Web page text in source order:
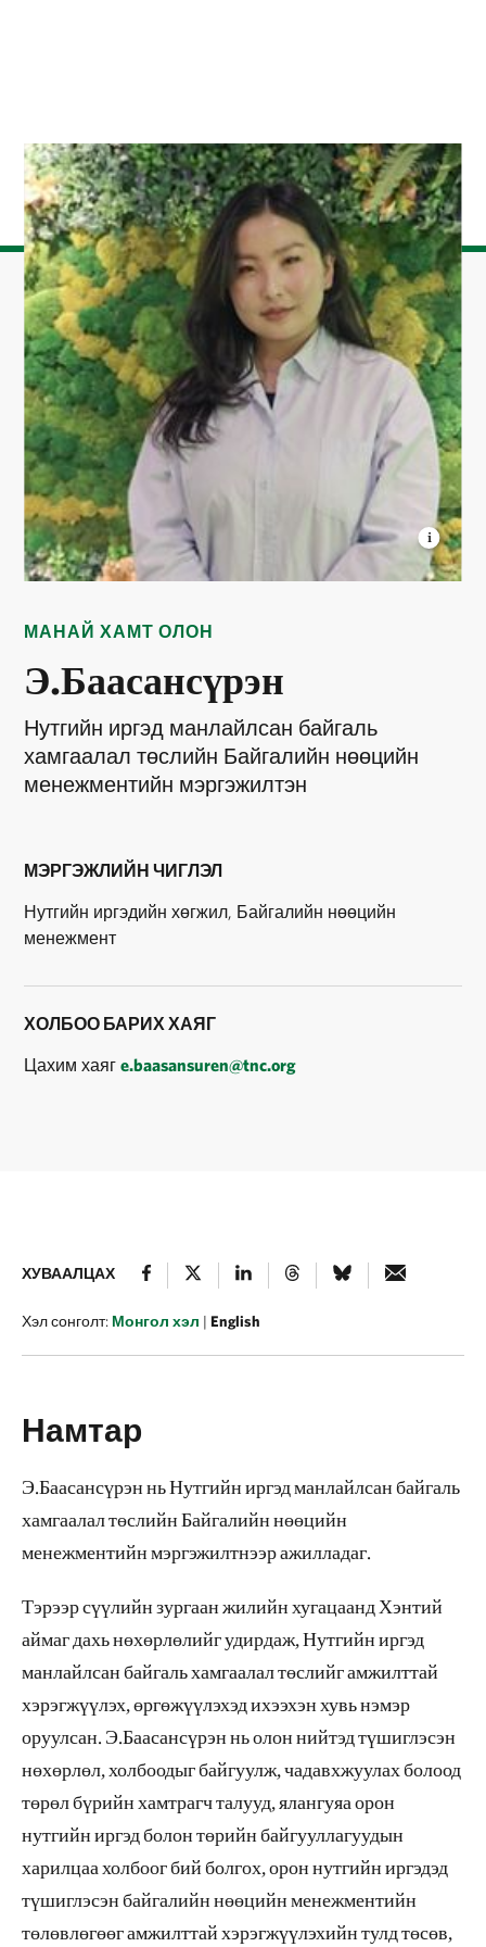
МАНАЙ ХАМТ ОЛОН
Э.Баасансүрэн
Нутгийн иргэд манлайлсан байгаль
хамгаалал төслийн Байгалийн нөөцийн
менежментийн мэргэжилтэн
МЭРГЭЖЛИЙН ЧИГЛЭЛ
Нутгийн иргэдийн хөгжил, Байгалийн нөөцийн
менежмент
ХОЛБОО БАРИХ ХАЯГ
Цахим хаягe.baasansuren@tnc.org
ХУВААЛЦАХ
Хэл сонголт: Монгол хэл | English
Намтар
Э.Баасансүрэн нь Нутгийн иргэд манлайлсан байгаль
хамгаалал төслийн Байгалийн нөөцийн
менежментийн мэргэжилтнээр ажилладаг.
Тэрээр сүүлийн зургаан жилийн хугацаанд Хэнтий
аймаг дахь нөхөрлөлийг удирдаж, Нутгийн иргэд
манлайлсан байгаль хамгаалал төслийг амжилттай
хэрэгжүүлэх, өргөжүүлэхэд ихээхэн хувь нэмэр
оруулсан. Э.Баасансүрэн нь олон нийтэд түшиглэсэн
нөхөрлөл, холбоодыг байгуулж, чадавхжуулах болоод
төрөл бүрийн хамтрагч талууд, ялангуяа орон
нутгийн иргэд болон төрийн байгууллагуудын
харилцаа холбоог бий болгох, орон нутгийн иргэдэд
түшиглэсэн байгалийн нөөцийн менежментийн
төлөвлөгөөг амжилттай хэрэгжүүлэхийн тулд төсөв,